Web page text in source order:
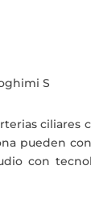
S
pueden
con